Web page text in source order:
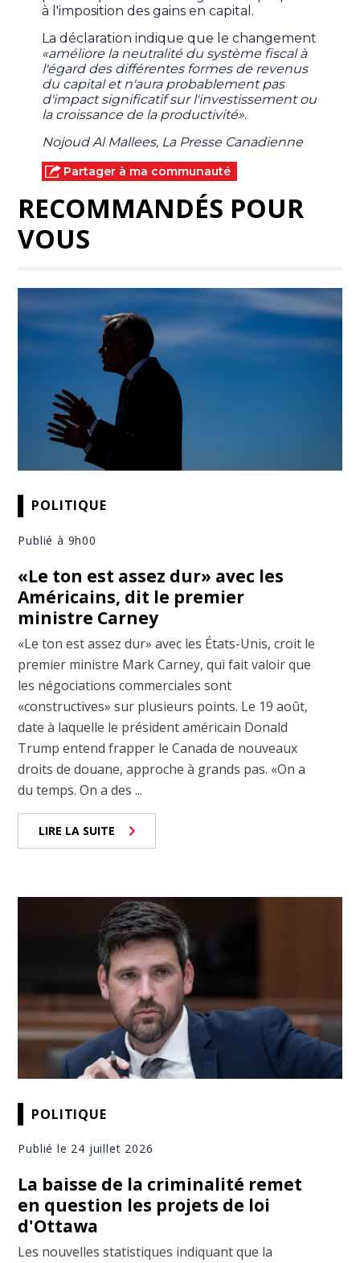
à l'imposition des gains en capital.
La déclaration indique que le changement
«améliore la neutralité du système fiscal à
l'égard des différentes formes de revenus
du capital et n'aura probablement pas
d'impact significatif sur l'investissement ou
la croissance de la productivité».
Nojoud Al Mallees, La Presse Canadienne
Partager à ma communauté
RECOMMANDÉS POUR
VOUS
POLITIQUE
Publié à 9h00
«Le ton est assez dur» avec les
Américains, dit le premier
ministre Carney
«Le ton est assez dur» avec les États-Unis, croit le
premier ministre Mark Carney, qui fait valoir que
les négociations commerciales sont
«constructives» sur plusieurs points. Le 19 août,
date à laquelle le président américain Donald
Trump entend frapper le Canada de nouveaux
droits de douane, approche à grands pas. «On a
du temps. On a des ...
LIRE LA SUITE
POLITIQUE
Publié le 24 juillet 2026
La baisse de la criminalité remet
en question les projets de loi
d'Ottawa
Les nouvelles statistiques indiquant que la